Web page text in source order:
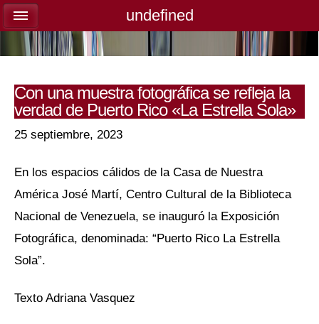
Con una muestra fotográfica se refleja la
verdad de Puerto Rico «La Estrella Sola»
25 septiembre, 2023
En los espacios cálidos de la Casa de Nuestra
América José Martí, Centro Cultural de la Biblioteca
Nacional de Venezuela, se inauguró la Exposición
Fotográfica, denominada: “Puerto Rico La Estrella
Sola”.
Texto Adriana Vasquez
undefined
undefined